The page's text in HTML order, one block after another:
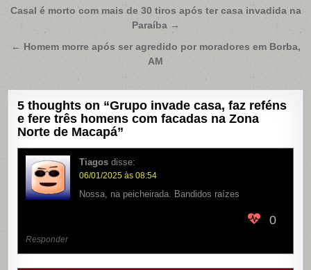
Navegação
Post
Casal é morto com mais de 30 tiros após ter casa invadida na
Paraíba →
← Homem morre após ser agredido por moradores em Borba,
AM
5 thoughts on “Grupo invade casa, faz reféns
e fere três homens com facadas na Zona
Norte de Macapá”
Tiagos disse:
06/01/2025 às 08:54
Nossa, na peicheirada. Bandidos raízes
0
Responder